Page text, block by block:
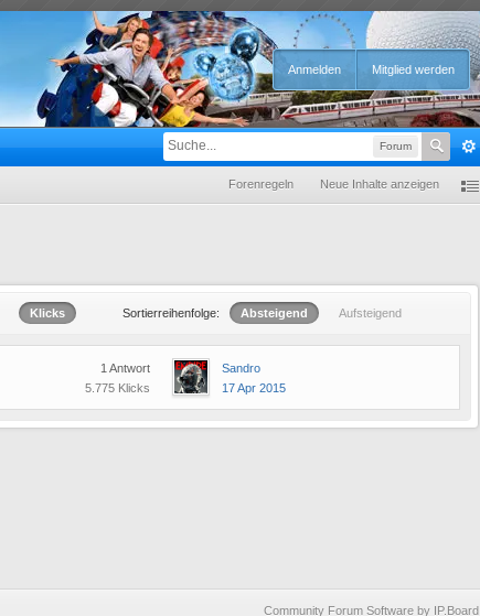
Anmelden Mitglied werden
Forum
Forenregeln Neue Inhalte anzeigen
Klicks Sortierreihenfolge: Absteigend Aufsteigend
1 Antwort
5.775 Klicks
Sandro
17 Apr 2015
Community Forum Software by IP.Board